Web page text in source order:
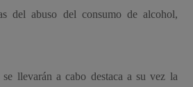
del abuso del consumo de alcohol,
llevarán a cabo destaca a su vez la